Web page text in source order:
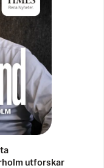
utforskar